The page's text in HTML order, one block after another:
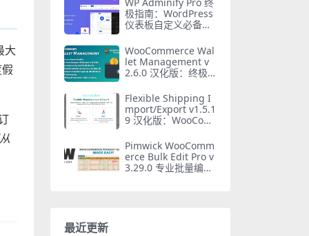
大
WP Adminify Pro 终
极指南：WordPress
仪表板自定义必备插
WooCommerce Wal
let Management v
2.6.0 汉化版：终极W
理插件
Flexible Shipping I
mport/Export v1.5.1
9 汉化版：WooCom
插件
Pimwick WooComm
erce Bulk Edit Pro v
3.29.0 专业批量编辑
最近更新